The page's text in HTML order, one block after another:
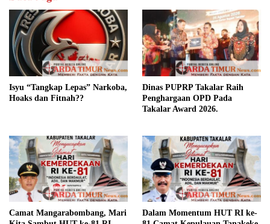
Isyu “Tangkap Lepas” Narkoba,
Hoaks dan Fitnah??
Dinas PUPRP Takalar Raih
Penghargaan OPD Pada
Takalar Award 2026.
Camat Mangarabombang, Mari
Dalam Momentum HUT RI ke-